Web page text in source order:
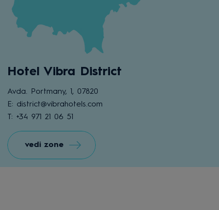
Hotel Vibra District
Avda. Portmany, 1, 07820
E: district@vibrahotels.com
T: +34 971 21 06 51
vedi zone